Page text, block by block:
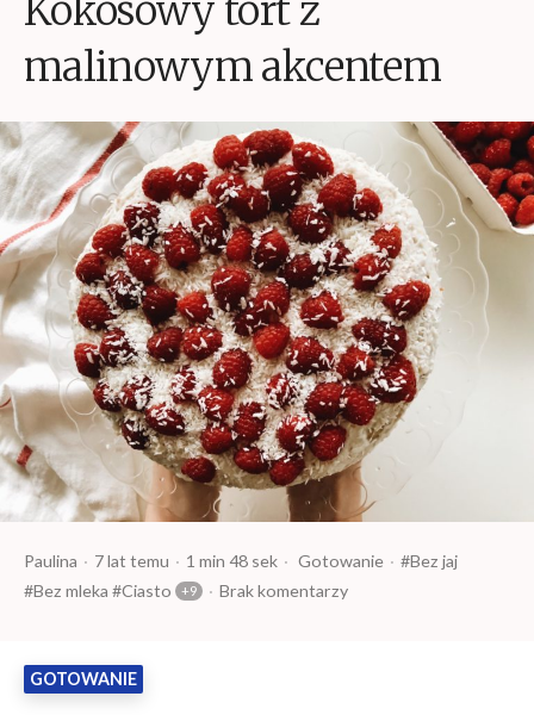
Kokosowy tort z
malinowym akcentem
Opublikowany
przez
Paulina 7 lat temu
Czas
czytania
1 min 48 sek
Opublikowany
w
Gotowanie Tagi:
Bez jaj
Bez mleka
Ciasto Brak komentarzy
GOTOWANIE